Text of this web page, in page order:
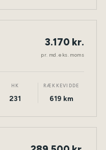
TØNDER
3.170 kr.
pr. md. eks. moms
HK
231
RÆKKEVIDDE
619 km
ELEKTRISK TØNDER